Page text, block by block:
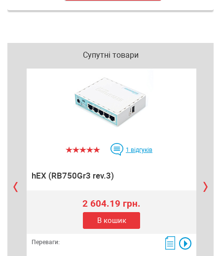
Супутні товари
1 відгуків
hEX (RB750Gr3 rev.3)
2 604.19 грн.
В кошик
Переваги: